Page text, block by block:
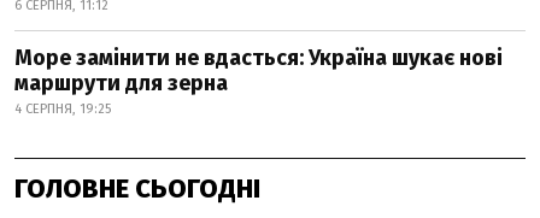
6 СЕРПНЯ, 11:12
Море замінити не вдасться: Україна шукає нові
маршрути для зерна
4 СЕРПНЯ, 19:25
ГОЛОВНЕ СЬОГОДНІ